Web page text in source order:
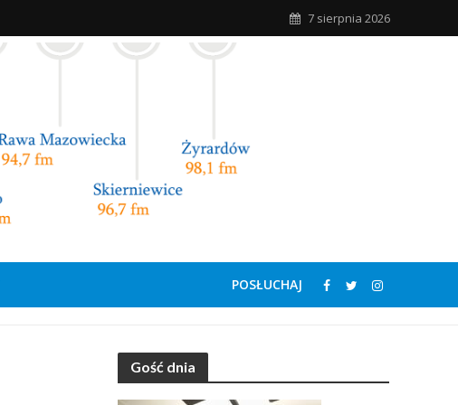
7 sierpnia 2026
POSŁUCHAJ
Gość dnia